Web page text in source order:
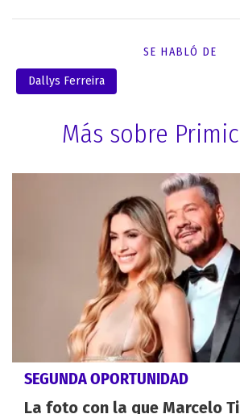
SE HABLÓ DE
Dallys Ferreira
Más sobre
SEGUNDA OPORTUNIDAD
La foto con la que Marcelo